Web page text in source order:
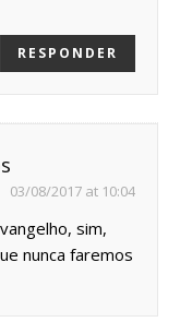
RESPONDER
03/08/2017 at 10:04
sim,
nunca faremos